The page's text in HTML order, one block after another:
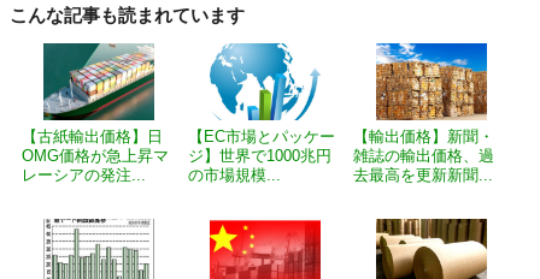
こんな記事も読まれています
【古紙輸出価格】日
OMG価格が急上昇マ
レーシアの発注...
【EC市場とパッケー
ジ】世界で1000兆円
の市場規模...
【輸出価格】新聞・
雑誌の輸出価格、過
去最高を更新新聞...